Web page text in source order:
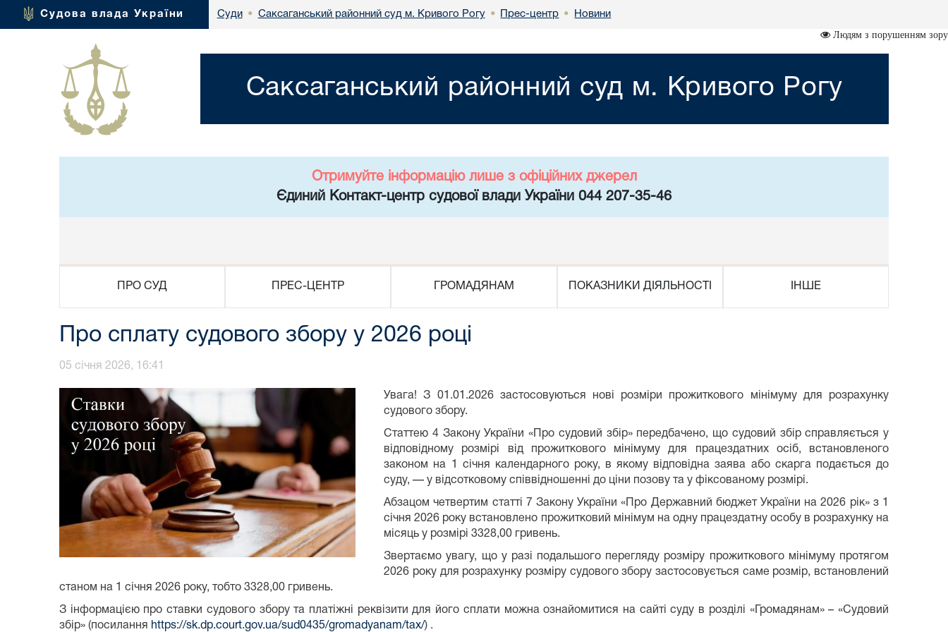
Судова влада України Суди • Саксаганський районний суд м. Кривого Рогу • Прес-центр • Новини
Людям з порушенням зору
Саксаганський районний суд м. Кривого Рогу
Отримуйте інформацію лише з офіційних джерел
Єдиний Контакт-центр судової влади України 044 207-35-46
ПРО СУД ПРЕС-ЦЕНТР ГРОМАДЯНАМ ПОКАЗНИКИ ДІЯЛЬНОСТІ ІНШЕ
Про сплату судового збору у 2026 році
05 січня 2026, 16:41
Увага! З 01.01.2026 застосовуються нові розміри прожиткового мінімуму для розрахунку
судового збору.
Статтею 4 Закону України «Про судовий збір» передбачено, що судовий збір справляється у
відповідному розмірі від прожиткового мінімуму для працездатних осіб, встановленого
законом на 1 січня календарного року, в якому відповідна заява або скарга подається до
суду, — у відсотковому співвідношенні до ціни позову та у фіксованому розмірі.
Абзацом четвертим статті 7 Закону України «Про Державний бюджет України на 2026 рік» з 1
січня 2026 року встановлено прожитковий мінімум на одну працездатну особу в розрахунку на
місяць у розмірі 3328,00 гривень.
Звертаємо увагу, що у разі подальшого перегляду розміру прожиткового мінімуму протягом
2026 року для розрахунку розміру судового збору застосовується саме розмір, встановлений
станом на 1 січня 2026 року, тобто 3328,00 гривень.
З інформацією про ставки судового збору та платіжні реквізити для його сплати можна ознайомитися на сайті суду в розділі «Громадянам» – «Судовий
збір» (посилання https://sk.dp.court.gov.ua/sud0435/gromadyanam/tax/) .